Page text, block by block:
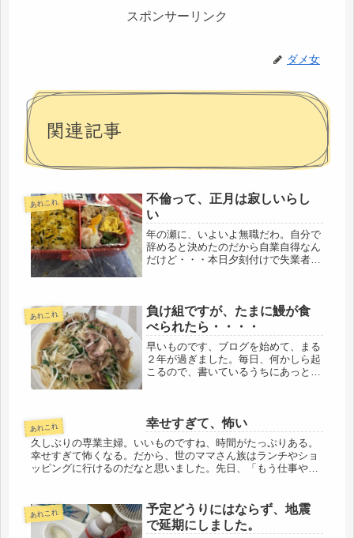
スポンサーリンク
ダメ女
関連記事
あれこれ
不倫って、正月は寂しいらし
い
年の瀬に、いよいよ無職だわ。自分で
辞めると決めたのだから自業自得なん
だけど・・・本日夕刻付けで失業者に
た、なんとも言えない空気があって、
いい...
あれこれ
負け組ですが、たまに鰻が食
べられたら・・・・
早いものです、ブログを始めて、まる
２年が過ぎました。毎日、何かしら起
こるので、書いているうちにあっとい
居たけど、60才の誕生日と同時...
あれこれ 幸せすぎて、怖い
久しぶりの専業主婦。いいものですね、時間がたっぷりある。
幸せすぎて怖くなる。だから、世のママさん族はランチやショ
ッピングに行けるのだなと思いました。先日、「もう仕事やめ
あれこれ
予定どうりにはならず、地震
で延期にしました。